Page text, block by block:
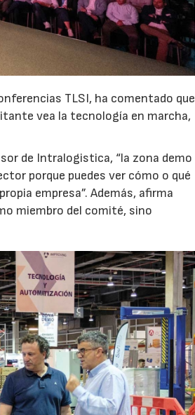
TLSI, ha comentado que
vea la tecnología en marcha,
de Intralogistica, “la zona demo
porque puedes ver cómo o qué
empresa”. Además, afirma
miembro del comité, sino